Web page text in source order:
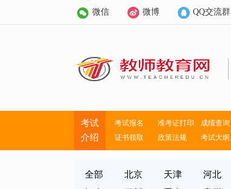
微信 微博 QQ交流群
考试
介绍
考试报名 准考证打印 成绩查询
证书领取
政策法规 考试大纲
全部 北京 天津 河北